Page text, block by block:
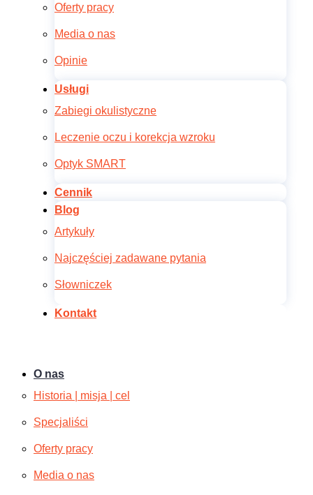
Oferty pracy
Media o nas
Opinie
Usługi
Zabiegi okulistyczne
Leczenie oczu i korekcja wzroku
Optyk SMART
Cennik
Blog
Artykuły
Najczęściej zadawane pytania
Słowniczek
Kontakt
O nas
Historia | misja | cel
Specjaliści
Oferty pracy
Media o nas